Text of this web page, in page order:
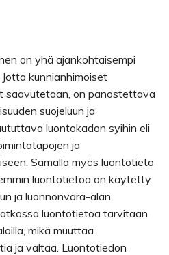
on yhä ajankohtaisempi
kunnianhimoiset
saavutetaan, on panostettava
suojeluun ja
luontokadon syihin eli
ja
Samalla myös luontotieto
luontotietoa on käytetty
ja luonnonvara-alan
luontotietoa tarvitaan
mikä muuttaa
ja valtaa. Luontotiedon